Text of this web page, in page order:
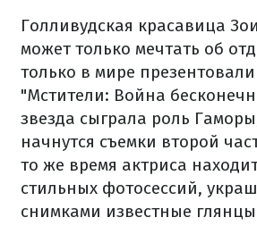
Голливудская красавица
может только мечтать об
только в мире
"Мстители: Война
звезда сыграла роль
начнутся съемки второй
то же время актриса
стильных фотосессий,
снимками известные